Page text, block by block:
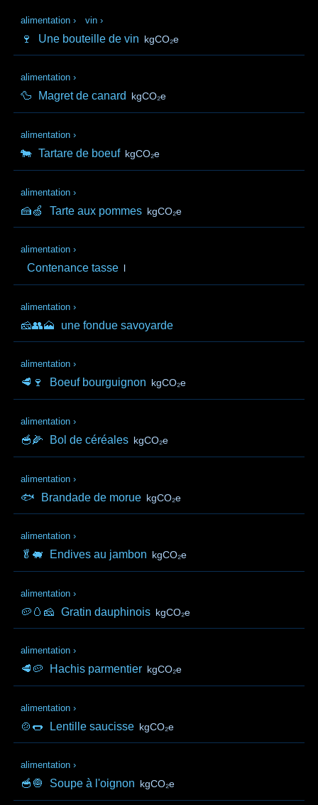
alimentation › vin ›
🍷 Une bouteille de vin kgCO₂e
alimentation ›
🦆 Magret de canard kgCO₂e
alimentation ›
🐄 Tartare de boeuf kgCO₂e
alimentation ›
🍰🍏 Tarte aux pommes kgCO₂e
alimentation ›
Contenance tasse l
alimentation ›
🧀👥🗻 une fondue savoyarde
alimentation ›
🥩🍷 Boeuf bourguignon kgCO₂e
alimentation ›
🥣🌽 Bol de céréales kgCO₂e
alimentation ›
🐟 Brandade de morue kgCO₂e
alimentation ›
🥬🐖 Endives au jambon kgCO₂e
alimentation ›
🥔🥚🧀 Gratin dauphinois kgCO₂e
alimentation ›
🥩🥔 Hachis parmentier kgCO₂e
alimentation ›
🍲🌭 Lentille saucisse kgCO₂e
alimentation ›
🥣🧅 Soupe à l'oignon kgCO₂e